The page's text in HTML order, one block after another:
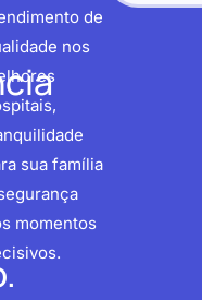
de
nos
sua família
momentos